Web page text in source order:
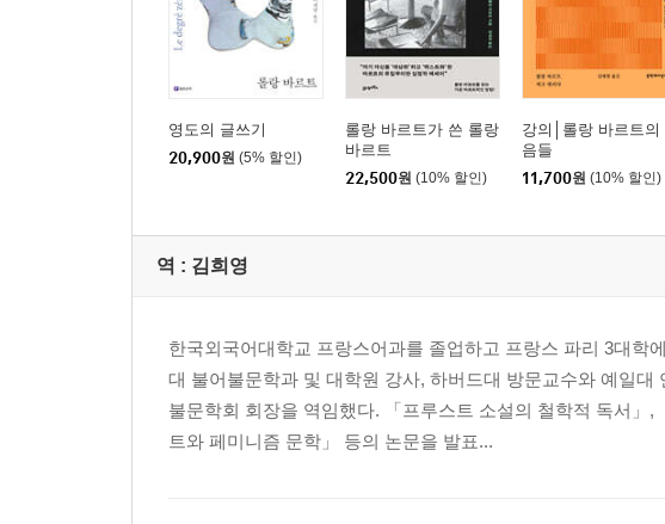
영도의 글쓰기
20,900원 (5% 할인)
롤랑 바르트가 쓴 롤랑
바르트
22,500원 (10% 할인)
강의│롤랑 바르트의
음들
11,700원 (10% 할인)
역 : 김희영
한국외국어대학교 프랑스어과를 졸업하고 프랑스 파리 3대학
대 불어불문학과 및 대학원 강사, 하버드대 방문교수와 예일
불문학회 회장을 역임했다. 「프루스트 소설의 철학적 독서」
트와 페미니즘 문학」 등의 논문을 발표...